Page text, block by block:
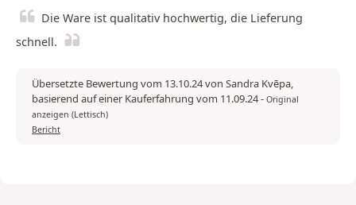
Die Ware ist qualitativ hochwertig, die Lieferung
schnell.
Übersetzte Bewertung vom 13.10.24 von Sandra Kvēpa,
basierend auf einer Kauferfahrung vom 11.09.24- Original
anzeigen (Lettisch)
Bericht